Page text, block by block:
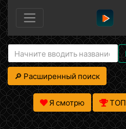
🔎 Расширенный поиск
Я смотрю ТОП